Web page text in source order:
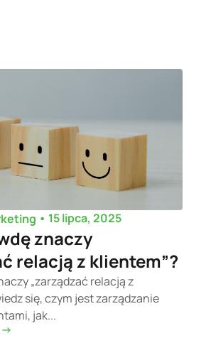
• 15 lipca, 2025
znaczy
relacją z klientem”?
„zarządzać relacją z
się, czym jest zarządzanie
jak...
>